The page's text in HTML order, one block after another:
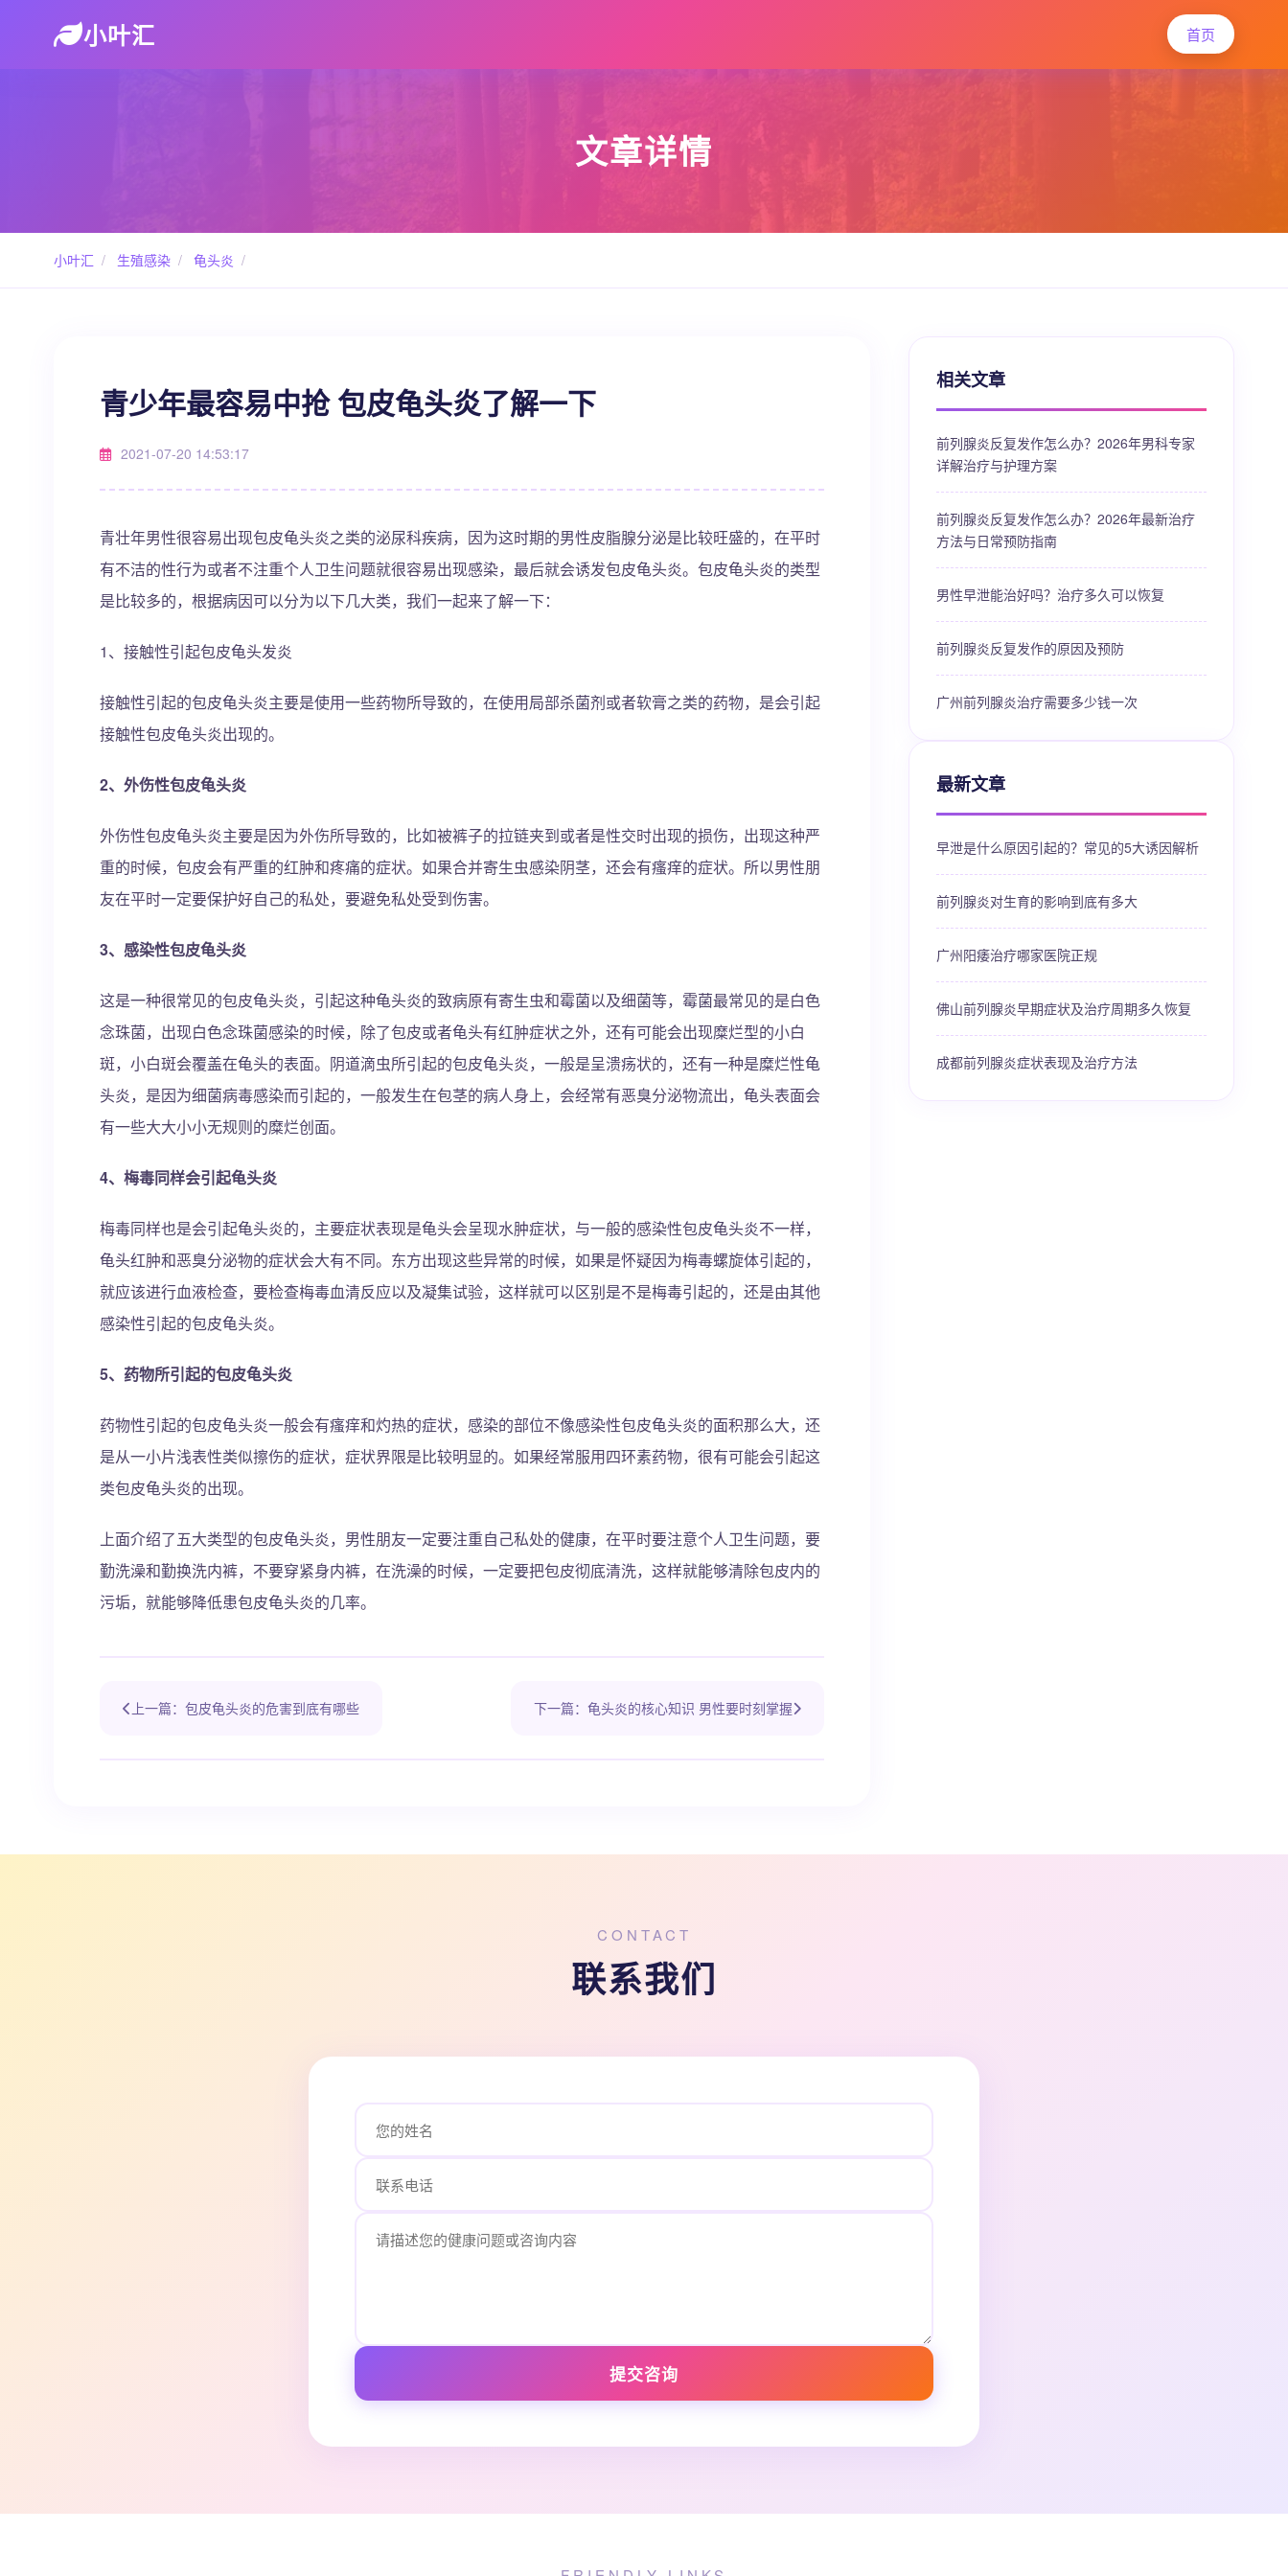
小叶汇 首页
文章详情
小叶汇 / 生殖感染 / 龟头炎 /
青少年最容易中抢 包皮龟头炎了解一下
2021-07-20 14:53:17
青壮年男性很容易出现包皮龟头炎之类的泌尿科疾病，因为这时期的男性皮脂腺分泌是比较旺盛的，在平时
有不洁的性行为或者不注重个人卫生问题就很容易出现感染，最后就会诱发包皮龟头炎。包皮龟头炎的类型
是比较多的，根据病因可以分为以下几大类，我们一起来了解一下：
1、接触性引起包皮龟头发炎
接触性引起的包皮龟头炎主要是使用一些药物所导致的，在使用局部杀菌剂或者软膏之类的药物，是会引起
接触性包皮龟头炎出现的。
2、外伤性包皮龟头炎
外伤性包皮龟头炎主要是因为外伤所导致的，比如被裤子的拉链夹到或者是性交时出现的损伤，出现这种严
重的时候，包皮会有严重的红肿和疼痛的症状。如果合并寄生虫感染阴茎，还会有瘙痒的症状。所以男性朋
友在平时一定要保护好自己的私处，要避免私处受到伤害。
3、感染性包皮龟头炎
这是一种很常见的包皮龟头炎，引起这种龟头炎的致病原有寄生虫和霉菌以及细菌等，霉菌最常见的是白色
念珠菌，出现白色念珠菌感染的时候，除了包皮或者龟头有红肿症状之外，还有可能会出现糜烂型的小白
斑，小白斑会覆盖在龟头的表面。阴道滴虫所引起的包皮龟头炎，一般是呈溃疡状的，还有一种是糜烂性龟
头炎，是因为细菌病毒感染而引起的，一般发生在包茎的病人身上，会经常有恶臭分泌物流出，龟头表面会
有一些大大小小无规则的糜烂创面。
4、梅毒同样会引起龟头炎
梅毒同样也是会引起龟头炎的，主要症状表现是龟头会呈现水肿症状，与一般的感染性包皮龟头炎不一样，
龟头红肿和恶臭分泌物的症状会大有不同。东方出现这些异常的时候，如果是怀疑因为梅毒螺旋体引起的，
就应该进行血液检查，要检查梅毒血清反应以及凝集试验，这样就可以区别是不是梅毒引起的，还是由其他
感染性引起的包皮龟头炎。
5、药物所引起的包皮龟头炎
药物性引起的包皮龟头炎一般会有瘙痒和灼热的症状，感染的部位不像感染性包皮龟头炎的面积那么大，还
是从一小片浅表性类似擦伤的症状，症状界限是比较明显的。如果经常服用四环素药物，很有可能会引起这
类包皮龟头炎的出现。
上面介绍了五大类型的包皮龟头炎，男性朋友一定要注重自己私处的健康，在平时要注意个人卫生问题，要
勤洗澡和勤换洗内裤，不要穿紧身内裤，在洗澡的时候，一定要把包皮彻底清洗，这样就能够清除包皮内的
污垢，就能够降低患包皮龟头炎的几率。
上一篇：包皮龟头炎的危害到底有哪些 下一篇：龟头炎的核心知识 男性要时刻掌握
相关文章
前列腺炎反复发作怎么办？2026年男科专家
详解治疗与护理方案
前列腺炎反复发作怎么办？2026年最新治疗
方法与日常预防指南
男性早泄能治好吗？治疗多久可以恢复
前列腺炎反复发作的原因及预防
广州前列腺炎治疗需要多少钱一次
最新文章
早泄是什么原因引起的？常见的5大诱因解析
前列腺炎对生育的影响到底有多大
广州阳痿治疗哪家医院正规
佛山前列腺炎早期症状及治疗周期多久恢复
成都前列腺炎症状表现及治疗方法
CONTACT
联系我们
提交咨询